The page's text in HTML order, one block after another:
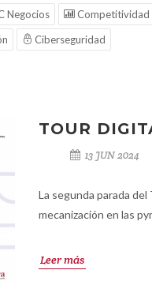
Negocios Competitividad
Ciberseguridad
TOUR
13 JUN 2024
La segunda parada
mecanización en las
Leer más